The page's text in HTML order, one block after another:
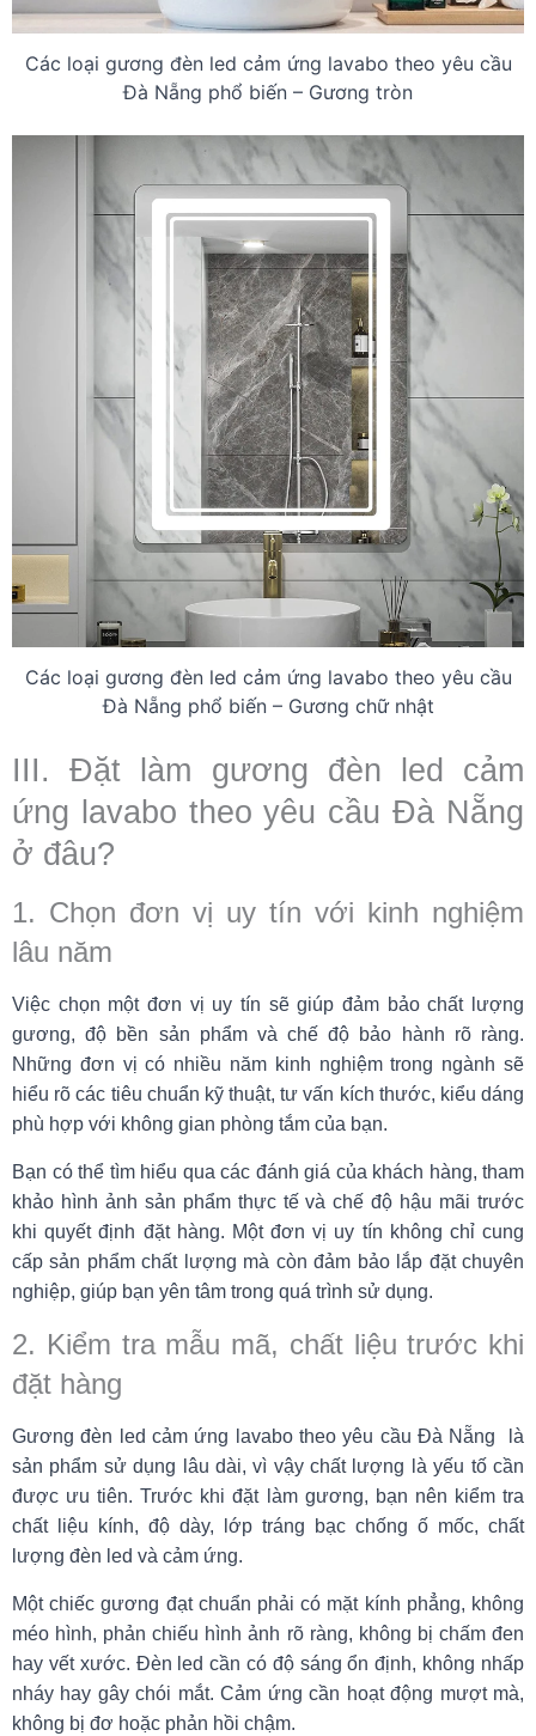
Các loại gương đèn led cảm ứng lavabo theo yêu cầu
Đà Nẵng phổ biến – Gương tròn
Các loại gương đèn led cảm ứng lavabo theo yêu cầu
Đà Nẵng phổ biến – Gương chữ nhật
III. Đặt làm gương đèn led cảm
ứng lavabo theo yêu cầu Đà Nẵng
ở đâu?
1. Chọn đơn vị uy tín với kinh nghiệm
lâu năm
Việc chọn một đơn vị uy tín sẽ giúp đảm bảo chất lượng
gương, độ bền sản phẩm và chế độ bảo hành rõ ràng.
Những đơn vị có nhiều năm kinh nghiệm trong ngành sẽ
hiểu rõ các tiêu chuẩn kỹ thuật, tư vấn kích thước, kiểu dáng
phù hợp với không gian phòng tắm của bạn.
Bạn có thể tìm hiểu qua các đánh giá của khách hàng, tham
khảo hình ảnh sản phẩm thực tế và chế độ hậu mãi trước
khi quyết định đặt hàng. Một đơn vị uy tín không chỉ cung
cấp sản phẩm chất lượng mà còn đảm bảo lắp đặt chuyên
nghiệp, giúp bạn yên tâm trong quá trình sử dụng.
2. Kiểm tra mẫu mã, chất liệu trước khi
đặt hàng
Gương đèn led cảm ứng lavabo theo yêu cầu Đà Nẵng
là
sản phẩm sử dụng lâu dài, vì vậy chất lượng là yếu tố cần
được ưu tiên. Trước khi đặt làm gương, bạn nên kiểm tra
chất liệu kính, độ dày, lớp tráng bạc chống ố mốc, chất
lượng đèn led và cảm ứng.
Một chiếc gương đạt chuẩn phải có mặt kính phẳng, không
méo hình, phản chiếu hình ảnh rõ ràng, không bị chấm đen
hay vết xước. Đèn led cần có độ sáng ổn định, không nhấp
nháy hay gây chói mắt. Cảm ứng cần hoạt động mượt mà,
không bị đơ hoặc phản hồi chậm.